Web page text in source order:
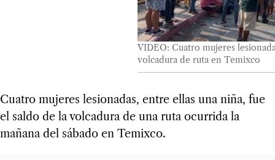
VIDEO: Cuatro mujeres
volcadura de ruta en Temixco
Cuatro mujeres lesionadas, entre ellas una niña, fue
el saldo de la volcadura de una ruta ocurrida la
mañana del sábado en Temixco.